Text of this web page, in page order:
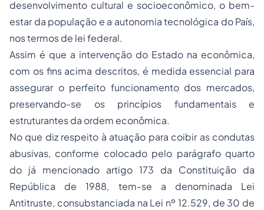
desenvolvimento cultural e socioeconômico, o bem-
estar da população e a autonomia tecnológica do País,
nos termos de lei federal.
Assim é que a intervenção do Estado na econômica,
com os fins acima descritos, é medida essencial para
assegurar o perfeito funcionamento dos mercados,
preservando-se os princípios fundamentais e
estruturantes da ordem econômica.
No que diz respeito à atuação para coibir as condutas
abusivas, conforme colocado pelo parágrafo quarto
do já mencionado artigo 173 da Constituição da
República de 1988, tem-se a denominada Lei
Antitruste, consubstanciada na Lei nº 12.529, de 30 de